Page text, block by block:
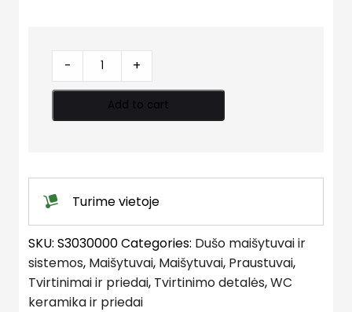
Ekscentrikas
quantity
- +
Add to cart
Turime vietoje
SKU: S3030000Categories: Dušo maišytuvai ir
sistemos, Maišytuvai, Maišytuvai, Praustuvai,
Tvirtinimai ir priedai, Tvirtinimo detalės,WC
keramika ir priedai